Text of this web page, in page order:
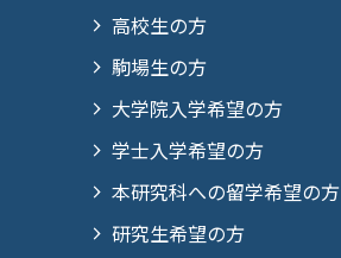
高校生の方
駒場生の方
大学院入学希望の方
学士入学希望の方
本研究科への留学希望の方
研究生希望の方